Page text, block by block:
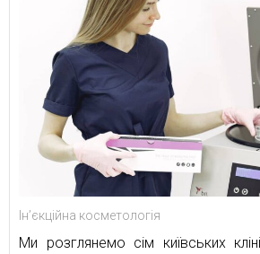
Ін’єкційна косметологія
Ми розглянемо сім київських